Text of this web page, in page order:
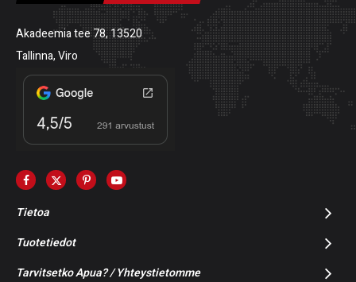
Akadeemia tee 78, 13520
Tallinna, Viro
Tietoa
Tuotetiedot
Tarvitsetko Apua? / Yhteystietomme